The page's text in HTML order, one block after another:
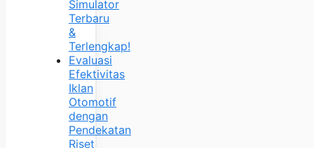
Simulator
Terbaru
&
Terlengkap!
Evaluasi
Efektivitas
Iklan
Otomotif
dengan
Pendekatan
Riset